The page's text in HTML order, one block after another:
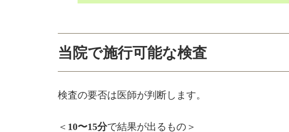
当院で施行可能な検査
検査の要否は医師が判断します。
＜ 10〜15分で結果が出るもの＞